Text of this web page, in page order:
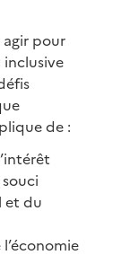
agir pour
de :
et du